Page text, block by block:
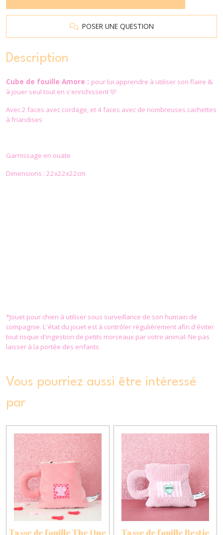
POSER UNE QUESTION
Description
Cube de fouille Amore : pour lui apprendre à utiliser son flaire &
à jouer seul tout en s'enrichissent 🩷
Avec 2 faces avec cordage, et 4 faces avec de nombreuses cachettes
à friandises
Garnissage en ouate
Dimensions : 22x22x22cm
*Jouet pour chien à utiliser sous surveillance de son humain de
compagnie. L'état du jouet est à contrôler régulièrement afin d'éviter
tout risque d'ingestion de petits morceaux par votre animal. Ne pas
laisser à la portée des enfants
Vous pourriez aussi être intéressé
par
Tasse de fouille The One Tasse de fouille Bestie